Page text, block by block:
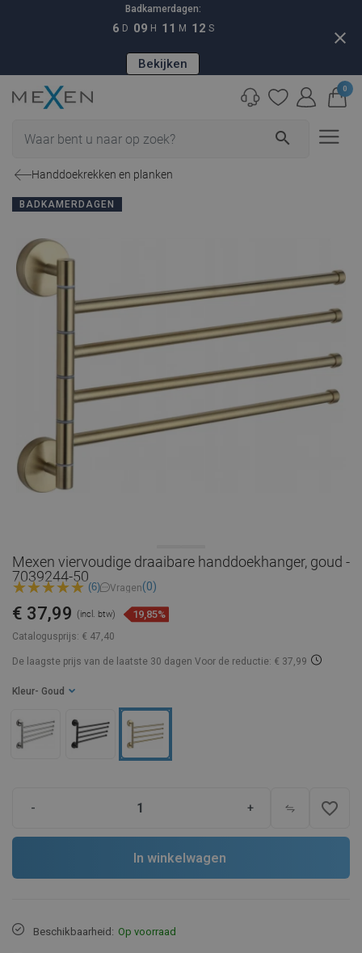
Badkamerdagen:
6 D 09 H 11 M 11 S
Bekijken
close
search
0
Handdoekrekken en planken
BADKAMERDAGEN
Mexen viervoudige draaibare handdoekhanger, goud -
7039244-50
(6) Vragen(0)
Catalogusprijs: € 47,40
€ 37,99 (incl. btw) 19,85%
De laagste prijs van de laatste 30 dagen Voor de reductie: € 37,99
Kleur - Goud
- + favorite_border
In winkelwagen
Beschikbaarheid: Op voorraad